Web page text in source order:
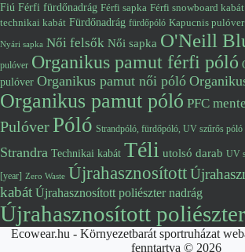
Fiú Férfi fürdőnadrág Férfi sapka Férfi snowboard kabát
technikai kabát Fürdőnadrág fürdőpóló Kapucnis pulóver
Nyári sapka Női felsők Női sapka O'Neill
pulóver Organikus pamut férfi póló
pulóver Organikus pamut női póló
Organikus pamut póló PFC
PulóverPóló Strandpóló, fürdőpóló, UV szűrős póló
Strandra Technikai kabát Téli utolsó darab UV
[year] Zero Waste Újrahasznosított
kabát Újrahasznosított poliészter nadrág
Újrahasznosított
Ecowear.hu - Környezetbarát sportruházat
fenntartva © 2026